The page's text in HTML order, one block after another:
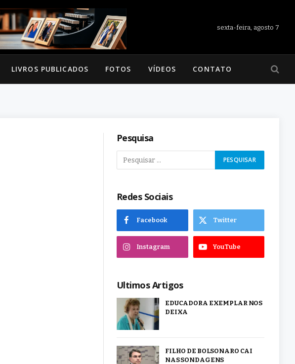
sexta-feira, agosto 7
LIVROS PUBLICADOS FOTOS VÍDEOS CONTATO
Pesquisa
Redes Sociais
Facebook Twitter
Instagram YouTube
Ultimos Artigos
EDUCADORA EXEMPLAR NOS
DEIXA
FILHO DE BOLSONARO CAI
NAS SONDAGENS